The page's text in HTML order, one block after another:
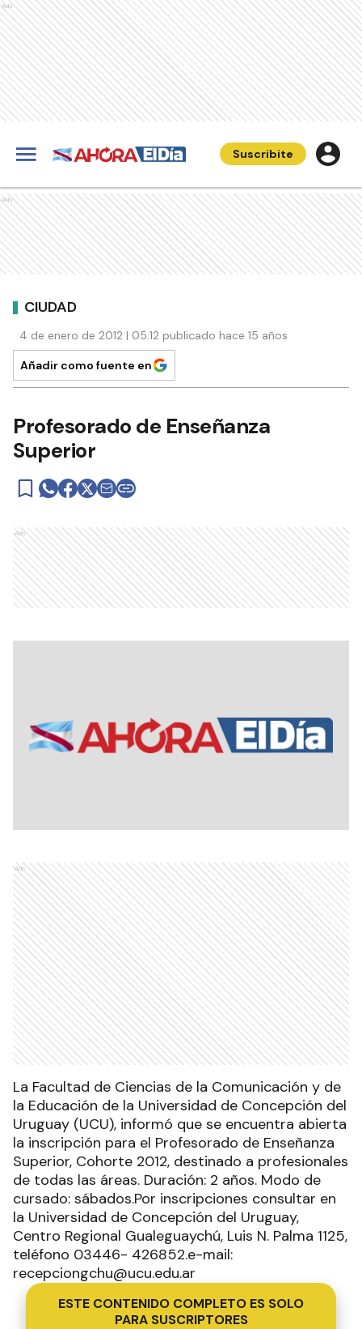
Ads
Suscribite
Ads
CIUDAD
4 de enero de 2012 | 05:12 publicado hace 15 años
Añadir como fuente en
Profesorado de Enseñanza
Superior
Ads
Ads
La Facultad de Ciencias de la Comunicación y de
la Educación de la Universidad de Concepción del
Uruguay (UCU), informó que se encuentra abierta
la inscripción para el Profesorado de Enseñanza
Superior, Cohorte 2012, destinado a profesionales
de todas las áreas. Duración: 2 años. Modo de
cursado: sábados.Por inscripciones consultar en
la Universidad de Concepción del Uruguay,
Centro Regional Gualeguaychú, Luis N. Palma 1125,
teléfono 03446- 426852.e-mail:
recepciongchu@ucu.edu.ar
ESTE CONTENIDO COMPLETO ES SOLO
PARA SUSCRIPTORES